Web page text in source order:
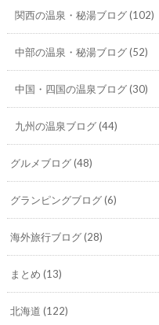
関西の温泉・秘湯ブログ(102)
中部の温泉・秘湯ブログ(52)
中国・四国の温泉ブログ(30)
九州の温泉ブログ(44)
グルメブログ(48)
グランピングブログ(6)
海外旅行ブログ(28)
まとめ (13)
北海道 (122)